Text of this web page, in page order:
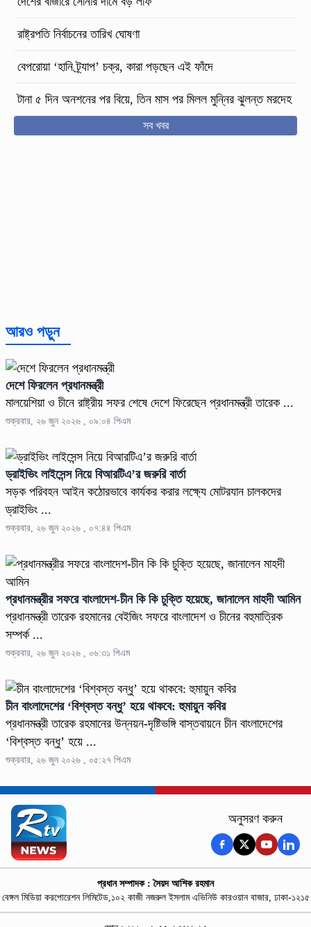
রাষ্ট্রপতি নির্বাচনের তারিখ ঘোষণা
বেপরোয়া ‘হানি ট্র্যাপ’ চক্র, কারা পড়ছেন এই ফাঁদে
টানা ৫ দিন অনশনের পর বিয়ে, তিন মাস পর মিলল মুন্নির ঝুলন্ত মরদেহ
সব খবর
আরও পড়ুন
দেশে ফিরলেন প্রধানমন্ত্রী
মালয়েশিয়া ও চীনে রাষ্ট্রীয় সফর শেষে দেশে ফিরেছেন প্রধানমন্ত্রী তারেক ...
শুক্রবার, ২৬ জুন ২০২৬ , ০৯:০৪ পিএম
ড্রাইভিং লাইসেন্স নিয়ে বিআরটিএ’র জরুরি বার্তা
সড়ক পরিবহন আইন কঠোরভাবে কার্যকর করার লক্ষ্যে মোটরযান চালকদের
ড্রাইভিং ...
শুক্রবার, ২৬ জুন ২০২৬ , ০৭:৪৪ পিএম
প্রধানমন্ত্রীর সফরে বাংলাদেশ-চীন কি কি চুক্তি হয়েছে, জানালেন মাহদী আমিন
প্রধানমন্ত্রী তারেক রহমানের বেইজিং সফরে বাংলাদেশ ও চীনের বহুমাত্রিক
সম্পর্ক ...
শুক্রবার, ২৬ জুন ২০২৬ , ০৬:৩১ পিএম
চীন বাংলাদেশের ‘বিশ্বস্ত বন্ধু’ হয়ে থাকবে: হুমায়ুন কবির
প্রধানমন্ত্রী তারেক রহমানের উন্নয়ন-দৃষ্টিভঙ্গি বাস্তবায়নে চীন বাংলাদেশের
‘বিশ্বস্ত বন্ধু’ হয়ে ...
শুক্রবার, ২৬ জুন ২০২৬ , ০৫:২৭ পিএম
অনুসরণ করুন
প্রধান সম্পাদক : সৈয়দ আশিক রহমান
বেঙ্গল মিডিয়া করপোরেশন লিমিটেড,১০২ কাজী নজরুল ইসলাম এভিনিউ কারওয়ান বাজার, ঢাকা-১২১৫